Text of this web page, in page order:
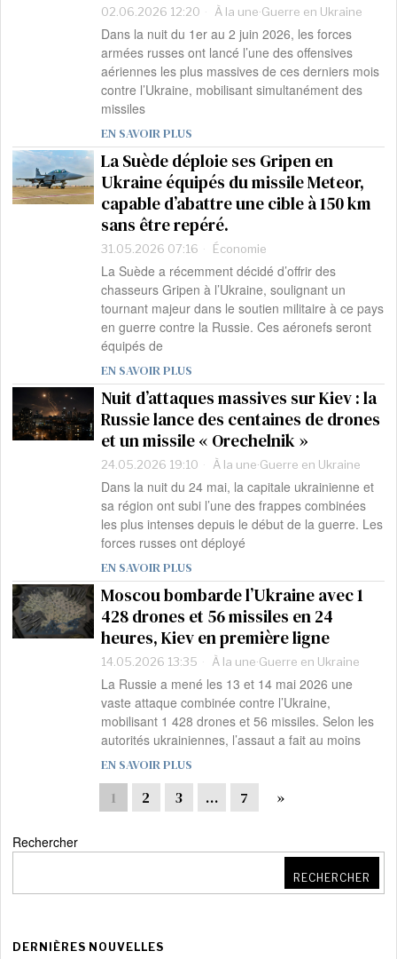
02.06.2026 12:20 À la une·Guerre en Ukraine
Dans la nuit du 1er au 2 juin 2026, les forces
armées russes ont lancé l’une des offensives
aériennes les plus massives de ces derniers mois
contre l’Ukraine, mobilisant simultanément des
missiles
EN SAVOIR PLUS
La Suède déploie ses Gripen en
Ukraine équipés du missile Meteor,
capable d’abattre une cible à 150 km
sans être repéré.
31.05.2026 07:16 Économie
La Suède a récemment décidé d’offrir des
chasseurs Gripen à l’Ukraine, soulignant un
tournant majeur dans le soutien militaire à ce pays
en guerre contre la Russie. Ces aéronefs seront
équipés de
EN SAVOIR PLUS
Nuit d’attaques massives sur Kiev : la
Russie lance des centaines de drones
et un missile « Orechelnik »
24.05.2026 19:10 À la une·Guerre en Ukraine
Dans la nuit du 24 mai, la capitale ukrainienne et
sa région ont subi l’une des frappes combinées
les plus intenses depuis le début de la guerre. Les
forces russes ont déployé
EN SAVOIR PLUS
Moscou bombarde l’Ukraine avec 1
428 drones et 56 missiles en 24
heures, Kiev en première ligne
14.05.2026 13:35 À la une·Guerre en Ukraine
La Russie a mené les 13 et 14 mai 2026 une
vaste attaque combinée contre l’Ukraine,
mobilisant 1 428 drones et 56 missiles. Selon les
autorités ukrainiennes, l’assaut a fait au moins
EN SAVOIR PLUS
1 2 3 … 7 »
Rechercher
RECHERCHER
DERNIÈRES NOUVELLES